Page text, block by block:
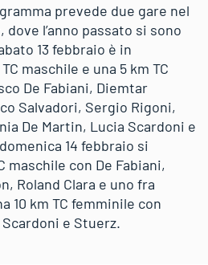
prevede due gare nel
l’anno passato si sono
13 febbraio è in
maschile e una 5 km TC
De Fabiani, Diemtar
Salvadori, Sergio Rigoni,
De Martin, Lucia Scardoni e
14 febbraio si
maschile con De Fabiani,
Roland Clara e uno fra
10 km TC femminile con
e Stuerz.